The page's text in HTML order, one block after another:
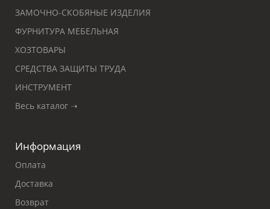
ЗАМОЧНО-СКОБЯНЫЕ ИЗДЕЛИЯ
ФУРНИТУРА МЕБЕЛЬНАЯ
ХОЗТОВАРЫ
СРЕДСТВА ЗАЩИТЫ ТРУДА
ИНСТРУМЕНТ
Весь каталог ➝
Информация
Оплата
Доставка
Возврат